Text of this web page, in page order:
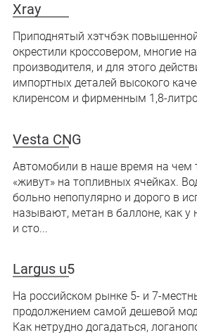
Xray
Приподнятый хэтчбэк
окрестили кроссовером, многие
производителя, и для этого
импортных деталей высокого
клиренсом и фирменным 1,8-
Vesta CNG
Автомобили в наше время на чем
«живут» на топливных ячейках.
больно непопулярно и дорого в
называют, метан в баллоне, как у
и сто...
Largus u5
На российском рынке 5- и 7-
продолжением самой дешевой
Как нетрудно догадаться,